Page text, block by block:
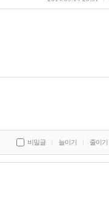
비밀글 늘이기 줄이기